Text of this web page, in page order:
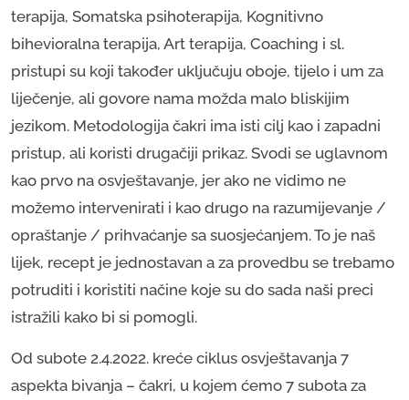
terapija, Somatska psihoterapija, Kognitivno
bihevioralna terapija, Art terapija, Coaching i sl.
pristupi su koji također uključuju oboje, tijelo i um za
liječenje, ali govore nama možda malo bliskijim
jezikom. Metodologija čakri ima isti cilj kao i zapadni
pristup, ali koristi drugačiji prikaz. Svodi se uglavnom
kao prvo na osvještavanje, jer ako ne vidimo ne
možemo intervenirati i kao drugo na razumijevanje /
opraštanje / prihvaćanje sa suosjećanjem. To je naš
lijek, recept je jednostavan a za provedbu se trebamo
potruditi i koristiti načine koje su do sada naši preci
istražili kako bi si pomogli.
Od subote 2.4.2022. kreće ciklus osvještavanja 7
aspekta bivanja – čakri, u kojem ćemo 7 subota za